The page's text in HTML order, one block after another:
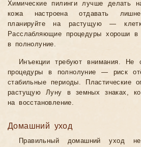
Химические пилинги лучше
кожа настроена отдавать
планируйте на растущую —
Расслабляющие процедуры хороши
в полнолуние.
Инъекции требуют внимания. Не
процедуры в полнолуние — риск
стабильные периоды. Пластические
растущую Луну в земных знаках,
на восстановление.
Домашний уход
Правильный домашний уход